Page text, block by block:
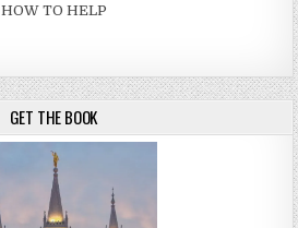
HOW TO HELP
GET THE BOOK